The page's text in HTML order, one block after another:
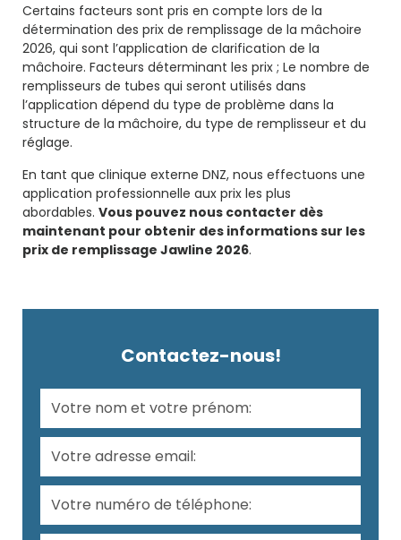
Certains facteurs sont pris en compte lors de la
détermination des prix de remplissage de la mâchoire
2026, qui sont l’application de clarification de la
mâchoire. Facteurs déterminant les prix ; Le nombre de
remplisseurs de tubes qui seront utilisés dans
l’application dépend du type de problème dans la
structure de la mâchoire, du type de remplisseur et du
réglage.
En tant que clinique externe DNZ, nous effectuons une
application professionnelle aux prix les plus
abordables. Vous pouvez nous contacter dès
maintenant pour obtenir des informations sur les
prix de remplissage Jawline 2026.
Contactez-nous!